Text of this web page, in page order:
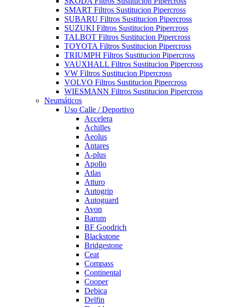
SMART Filtros Sustitucion Pipercross
SUBARU Filtros Sustitucion Pipercross
SUZUKI Filtros Sustitucion Pipercross
TALBOT Filtros Sustitucion Pipercross
TOYOTA Filtros Sustitucion Pipercross
TRIUMPH Filtros Sustitucion Pipercross
VAUXHALL Filtros Sustitucion Pipercross
VW Filtros Sustitucion Pipercross
VOLVO Filtros Sustitucion Pipercross
WIESMANN Filtros Sustitucion Pipercross
Neumáticos
Uso Calle / Deportivo
Accelera
Achilles
Aeolus
Antares
A-plus
Apollo
Atlas
Atturo
Autogrip
Autoguard
Avon
Barum
BF Goodrich
Blackstone
Bridgestone
Ceat
Compass
Continental
Cooper
Debica
Delfin